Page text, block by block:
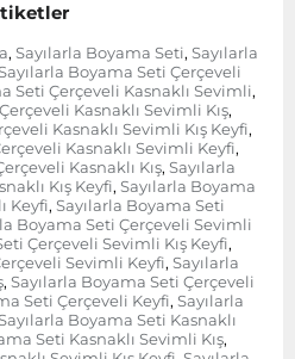
, Sayılarla Boyama Seti, Sayılarla
Boyama Seti Çerçeveli
Seti Çerçeveli Kasnaklı Sevimli,
Kasnaklı Sevimli Kış,
Kasnaklı Sevimli Kış Keyfi,
Kasnaklı Sevimli Keyfi,
Kasnaklı Kış, Sayılarla
Kış Keyfi, Sayılarla Boyama
Keyfi, Sayılarla Boyama Seti
Boyama Seti Çerçeveli Sevimli
Çerçeveli Sevimli Kış Keyfi,
Sevimli Keyfi, Sayılarla
, Sayılarla Boyama Seti Çerçeveli
Seti Çerçeveli Keyfi, Sayılarla
Boyama Seti Kasnaklı
Seti Kasnaklı Sevimli Kış,